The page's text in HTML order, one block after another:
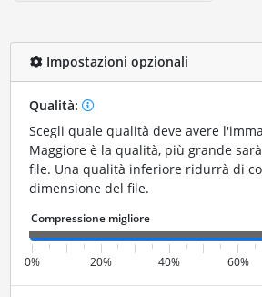
Impostazioni opzionali
Qualità:
Scegli quale qualità deve avere
Maggiore è la qualità, più grande
file. Una qualità inferiore ridurrà di
dimensione del file.
0% 20% 40% 60%